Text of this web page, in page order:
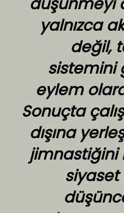
yalnızca
değil,
sistemini
eylem
Sonuçta
dışına
jimnastiğini
siyaset